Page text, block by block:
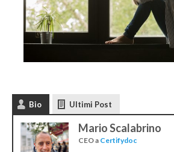
Bio Ultimi Post
Mario Scalabrino
CEOa Certifydoc